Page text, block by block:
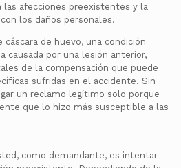
las afecciones preexistentes y la
los daños personales.
de huevo, una condición
causada por una lesión anterior,
de la compensación que puede
sufridas en el accidente. Sin
un reclamo legítimo solo porque
que lo hizo más susceptible a las
como demandante, es intentar